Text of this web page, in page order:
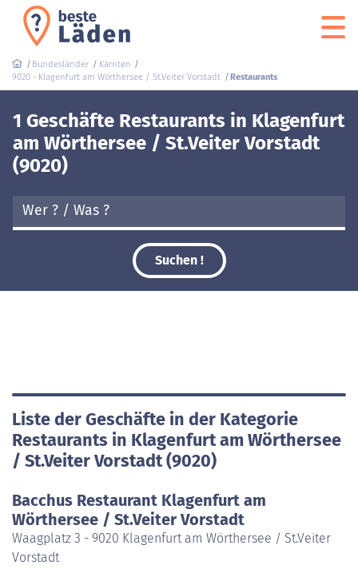
Bundesländer
Kärnten
9020 - Klagenfurt am Wörthersee / St.Veiter Vorstadt
Restaurants
1 Geschäfte Restaurants in Klagenfurt
am Wörthersee / St.Veiter Vorstadt
(9020)
Suchen !
Liste der Geschäfte in der Kategorie
Restaurants in Klagenfurt am Wörthersee
/ St.Veiter Vorstadt (9020)
Bacchus Restaurant Klagenfurt am
Wörthersee / St.Veiter Vorstadt
Waagplatz 3 - 9020 Klagenfurt am Wörthersee / St.Veiter
Vorstadt